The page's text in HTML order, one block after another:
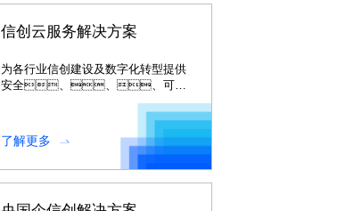
信创云服务解决方案
为各行业信创建设及数字化转型提供
安全、、、可
靠、、、、
云服务。。。
了解更多